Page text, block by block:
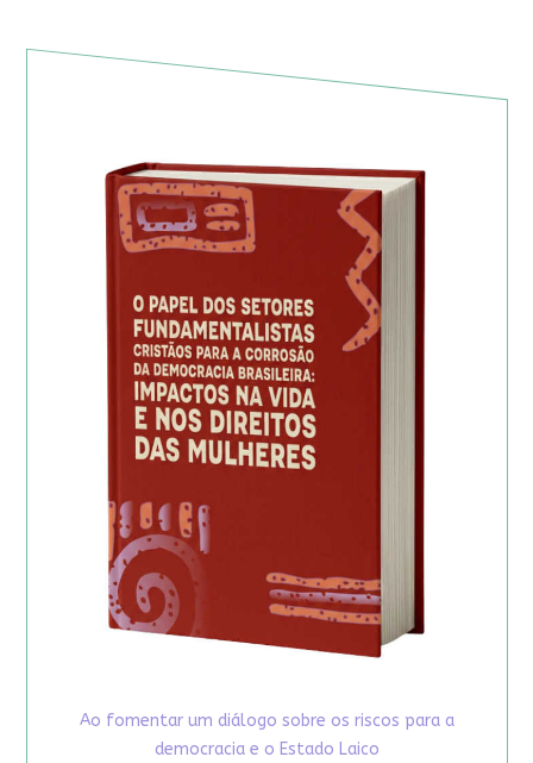
Ao fomentar um diálogo sobre os riscos para a
democracia e o Estado Laico